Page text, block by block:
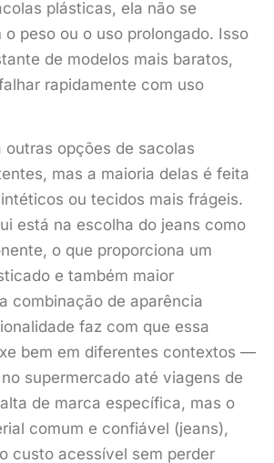
plásticas, ela não se
o peso ou o uso prolongado. Isso
de modelos mais baratos,
rapidamente com uso
outras opções de sacolas
mas a maioria delas é feita
ou tecidos mais frágeis.
está na escolha do jeans como
o que proporciona um
e também maior
combinação de aparência
faz com que essa
bem em diferentes contextos —
supermercado até viagens de
de marca específica, mas o
comum e confiável (jeans),
custo acessível sem perder